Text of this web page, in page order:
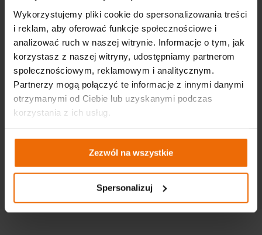
Wykorzystujemy pliki cookie do spersonalizowania treści
i reklam, aby oferować funkcje społecznościowe i
analizować ruch w naszej witrynie. Informacje o tym, jak
korzystasz z naszej witryny, udostępniamy partnerom
społecznościowym, reklamowym i analitycznym.
Partnerzy mogą połączyć te informacje z innymi danymi
otrzymanymi od Ciebie lub uzyskanymi podczas
korzystania z ich usług.
Zezwól na wszystkie
Spersonalizuj
NEO TOOLS electrifying offerings that promote
safety and convenience
Why should you bet on GRAPHITE brand gas
heaters?